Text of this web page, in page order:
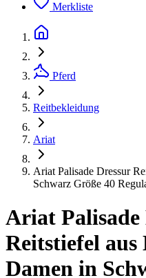
Merkliste
Pferd
Reitbekleidung
Ariat
Ariat Palisade Dressur
Schwarz Größe 40
Ariat Palisade
Reitstiefel
Damen in